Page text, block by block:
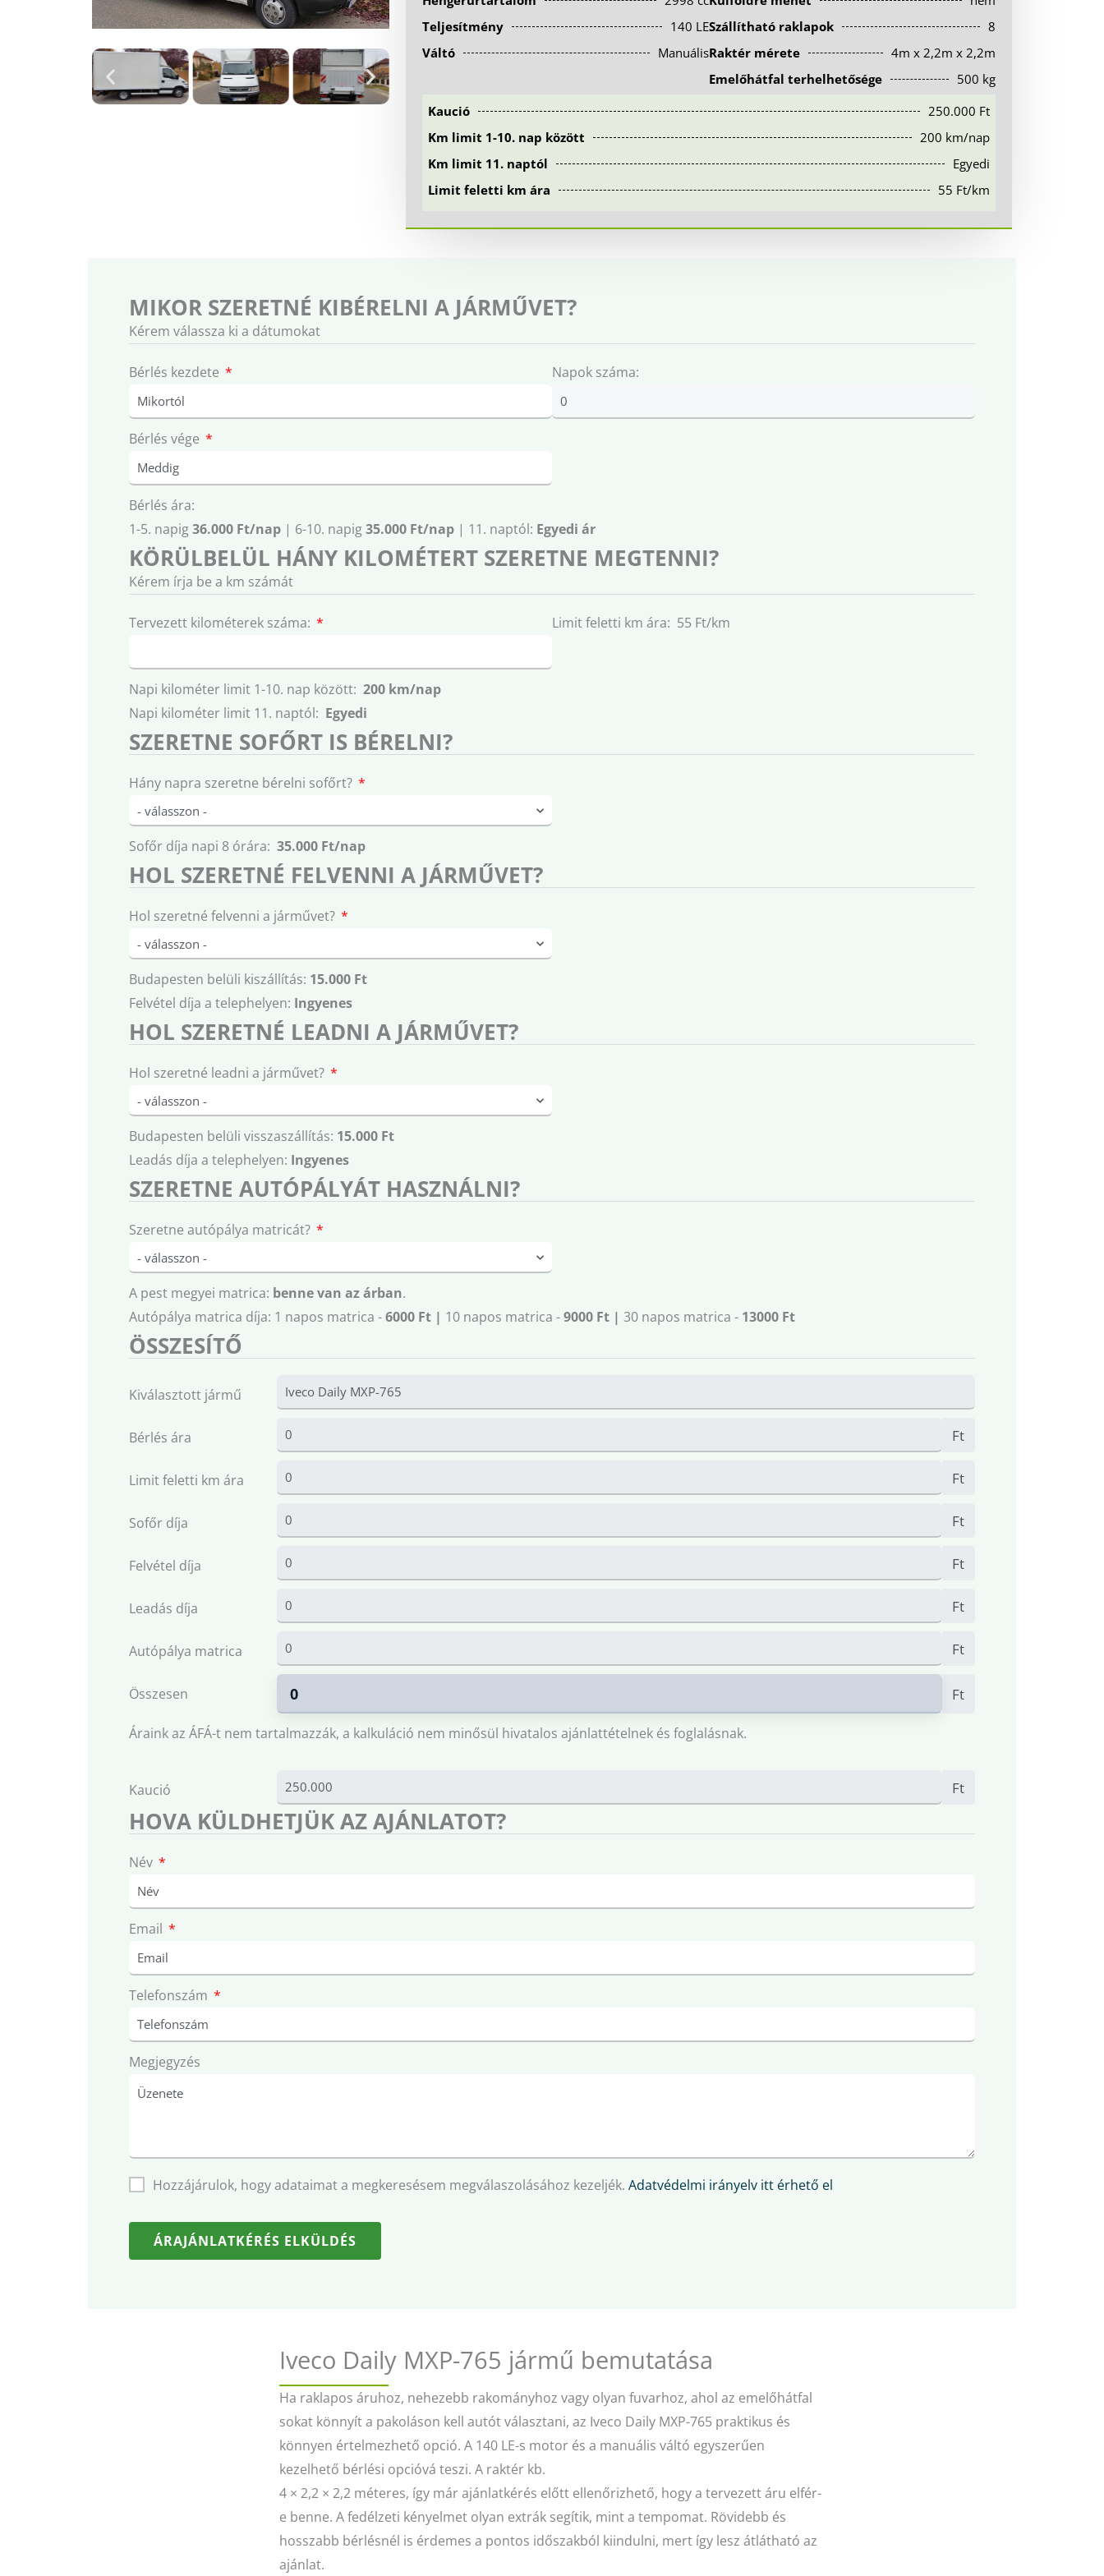
Teljesítmény
140 LE
Váltó
Manuális
Szállítható raklapok
8
Raktér mérete
4m x 2,2m x 2,2m
Emelőhátfal terhelhetősége
500 kg
Kaució
250.000 Ft
Km limit 1-10. nap között
200 km/nap
Km limit 11. naptól
Egyedi
Limit feletti km ára
55 Ft/km
MIKOR SZERETNÉ KIBÉRELNI A JÁRMŰVET?
Kérem válassza ki a dátumokat
Bérlés kezdete
Bérlés vége
Napok száma:
Bérlés ára:
1-5. napig36.000 Ft/nap | 6-10. napig35.000 Ft/nap | 11. naptól: Egyedi ár
KÖRÜLBELÜL HÁNY KILOMÉTERT SZERETNE MEGTENNI?
Kérem írja be a km számát
Tervezett kilométerek száma:
Napi kilométer limit 1-10. nap között: 200 km/nap
Napi kilométer limit 11. naptól: Egyedi
Limit feletti km ára: 55 Ft/km
SZERETNE SOFŐRT IS BÉRELNI?
Hány napra szeretne bérelni sofőrt?
Sofőr díja napi 8 órára: 35.000 Ft/nap
HOL SZERETNÉ FELVENNI A JÁRMŰVET?
Hol szeretné felvenni a járművet?
Budapesten belüli kiszállítás: 15.000 Ft
Felvétel díja a telephelyen: Ingyenes
HOL SZERETNÉ LEADNI A JÁRMŰVET?
Hol szeretné leadni a járművet?
Budapesten belüli visszaszállítás: 15.000 Ft
Leadás díja a telephelyen: Ingyenes
SZERETNE AUTÓPÁLYÁT HASZNÁLNI?
Szeretne autópálya matricát?
A pest megyei matrica: benne van az árban.
Autópálya matrica díja: 1 napos matrica -6000 Ft | 10 napos matrica -9000 Ft | 30 napos matrica - 13000 Ft
ÖSSZESÍTŐ
Kiválasztott jármű
Bérlés ára Ft
Limit feletti km ára Ft
Sofőr díja Ft
Felvétel díja Ft
Leadás díja Ft
Autópálya matrica Ft
Összesen Ft
Áraink az ÁFÁ-t nem tartalmazzák, a kalkuláció nem minősül hivatalos ajánlattételnek és foglalásnak.
Kaució Ft
HOVA KÜLDHETJÜK AZ AJÁNLATOT?
Név
Email
Telefonszám
Megjegyzés
Hozzájárulok, hogy adataimat a megkeresésem megválaszolásához kezeljék. Adatvédelmi irányelv itt érhető el
ÁRAJÁNLATKÉRÉS ELKÜLDÉS
Iveco Daily MXP-765 jármű bemutatása
Ha raklapos áruhoz, nehezebb rakományhoz vagy olyan fuvarhoz, ahol az emelőhátfal
sokat könnyít a pakoláson kell autót választani, az Iveco Daily MXP-765 praktikus és
könnyen értelmezhető opció. A 140 LE-s motor és a manuális váltó egyszerűen
kezelhető bérlési opcióvá teszi. A raktér kb.
4 × 2,2 × 2,2 méteres, így már ajánlatkérés előtt ellenőrizhető, hogy a tervezett áru elfér-
e benne. A fedélzeti kényelmet olyan extrák segítik, mint a tempomat. Rövidebb és
hosszabb bérlésnél is érdemes a pontos időszakból kiindulni, mert így lesz átlátható az
ajánlat.